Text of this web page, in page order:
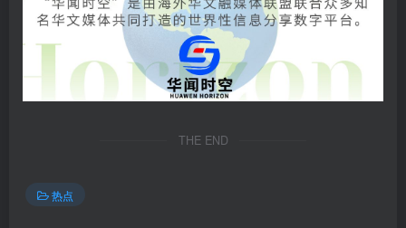
THE END
热点